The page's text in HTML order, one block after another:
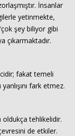
İnsanlar
yetinmekte,
şey biliyor gibi
çıkarmaktadır.
fakat temeli
fark etmez.
oldukça tehlikelidir.
de etkiler.